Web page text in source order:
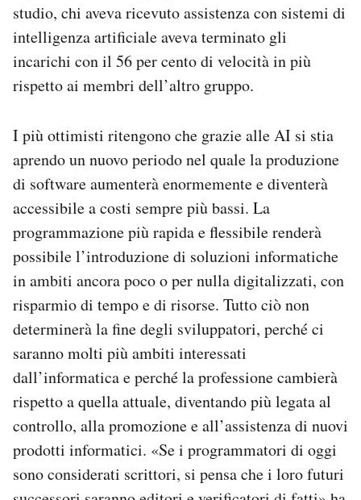
studio, chi aveva ricevuto assistenza con sistemi di
intelligenza artificiale aveva terminato gli
incarichi con il 56 per cento di velocità in più
rispetto ai membri dell’altro gruppo.
I più ottimisti ritengono che grazie alle AI si stia
aprendo un nuovo periodo nel quale la produzione
di software aumenterà enormemente e diventerà
accessibile a costi sempre più bassi. La
programmazione più rapida e flessibile renderà
possibile l’introduzione di soluzioni informatiche
in ambiti ancora poco o per nulla digitalizzati, con
risparmio di tempo e di risorse. Tutto ciò non
determinerà la fine degli sviluppatori, perché ci
saranno molti più ambiti interessati
dall’informatica e perché la professione cambierà
rispetto a quella attuale, diventando più legata al
controllo, alla promozione e all’assistenza di nuovi
prodotti informatici. «Se i programmatori di oggi
sono considerati scrittori, si pensa che i loro futuri